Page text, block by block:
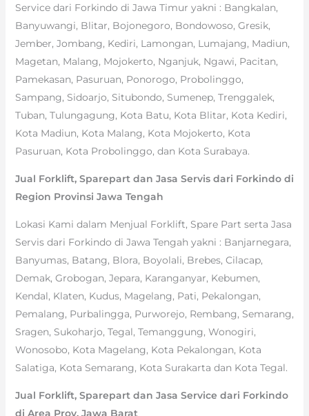
Service dari Forkindo di Jawa Timur yakni : Bangkalan,
Banyuwangi, Blitar, Bojonegoro, Bondowoso, Gresik,
Jember, Jombang, Kediri, Lamongan, Lumajang, Madiun,
Magetan, Malang, Mojokerto, Nganjuk, Ngawi, Pacitan,
Pamekasan, Pasuruan, Ponorogo, Probolinggo,
Sampang, Sidoarjo, Situbondo, Sumenep, Trenggalek,
Tuban, Tulungagung, Kota Batu, Kota Blitar, Kota Kediri,
Kota Madiun, Kota Malang, Kota Mojokerto, Kota
Pasuruan, Kota Probolinggo, dan Kota Surabaya.
Jual Forklift, Sparepart dan Jasa Servis dari Forkindo di
Region Provinsi Jawa Tengah
Lokasi Kami dalam Menjual Forklift, Spare Part serta Jasa
Servis dari Forkindo di Jawa Tengah yakni : Banjarnegara,
Banyumas, Batang, Blora, Boyolali, Brebes, Cilacap,
Demak, Grobogan, Jepara, Karanganyar, Kebumen,
Kendal, Klaten, Kudus, Magelang, Pati, Pekalongan,
Pemalang, Purbalingga, Purworejo, Rembang, Semarang,
Sragen, Sukoharjo, Tegal, Temanggung, Wonogiri,
Wonosobo, Kota Magelang, Kota Pekalongan, Kota
Salatiga, Kota Semarang, Kota Surakarta dan Kota Tegal.
Jual Forklift, Sparepart dan Jasa Service dari Forkindo
di Area Prov. Jawa Barat